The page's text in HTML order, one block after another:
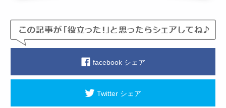
facebook シェア
Twitter シェア